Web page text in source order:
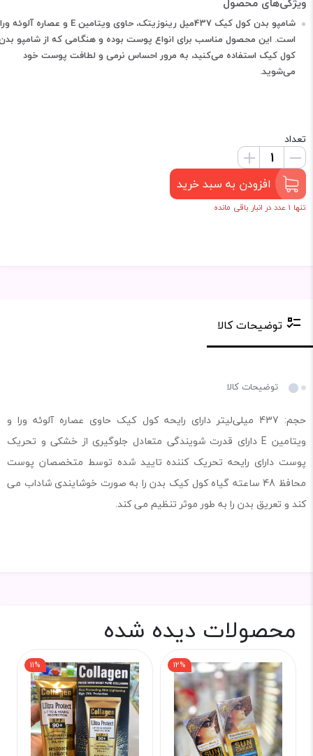
شامپو بدن کول کیک 437میل رینوزیتک، حاوی ویتامین E و عصاره آلوئه ورا
است. این محصول مناسب برای انواع پوست بوده و هنگامی که از شامپو
کول کیک استفاده می‌کنید، به مرور احساس نرمی و لطافت پوست خود
می‌شوید.
تعداد
افزودن به سبد خرید
تنها 1 عدد در انبار باقی مانده
توضیحات کالا
توضیحات کالا
حجم: 437 میلی‌لیتر دارای رایحه کول کیک حاوی عصاره آلوئه ورا و
ویتامین E دارای قدرت شویندگی متعادل جلوگیری از خشکی و تحریک
پوست دارای رایحه تحریک کننده تایید شده توسط متخصصان پوست
محافظ 48 ساعته گیاه کول کیک بدن را به صورت خوشایندی شاداب می
کند و تعریق بدن را به طور موثر تنظیم می کند.
محصولات دیده شده
12%
11%